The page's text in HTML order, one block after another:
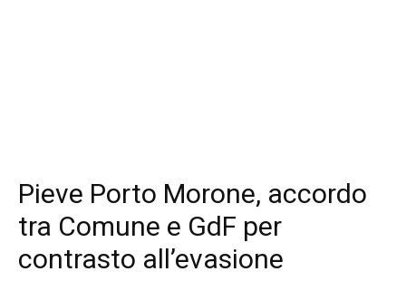
Pieve Porto Morone, accordo
tra Comune e GdF per
contrasto all’evasione